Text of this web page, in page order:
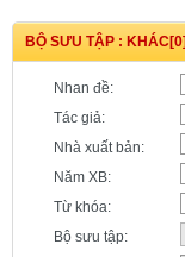
BỘ SƯU TẬP : KHÁC[0]
Nhan đề:
Tác giả:
Nhà xuất bản:
Năm XB:
Từ khóa:
Bộ sưu tập: